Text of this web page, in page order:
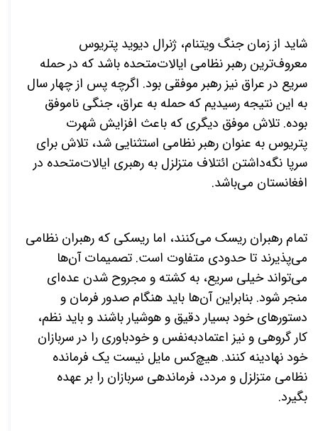
شاید از زمان جنگ ویتنام، ژنرال دیوید پتریوس
معروف‌ترین رهبر نظامی ایالات‌متحده باشد که در حمله
سریع در عراق نیز رهبر موفقی بود. اگرچه پس از چهار سال
به این نتیجه رسیدیم که حمله به عراق، جنگی ناموفق
بوده. تلاش موفق دیگری که باعث افزایش شهرت
پتریوس به عنوان رهبر نظامی استثنایی شد، تلاش برای
سرپا نگه‌داشتن ائتلاف متزلزل به رهبری ایالات‌متحده در
افغانستان می‌باشد.
تمام رهبران ریسک می‌کنند، اما ریسکی که رهبران نظامی
می‌پذیرند تا حدودی متفاوت است. تصمیمات آن‌ها
می‌تواند خیلی سریع، به کشته و مجروح شدن عده‌ای
منجر شود. بنابراین آن‌ها باید هنگام صدور فرمان و
دستورهای خود بسیار دقیق و هوشیار باشند و باید نظم،
کار گروهی و نیز اعتماد‌به‌نفس و خودباوری را در سربازان
خود نهادینه کنند. هیچ‌کس مایل نیست یک فرمانده
نظامی متزلزل و مردد، فرماندهی سربازان را بر عهده
بگیرد.